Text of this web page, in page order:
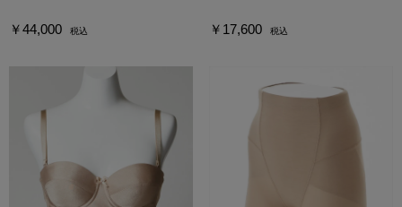
￥44,000 税込 ￥17,600 税込